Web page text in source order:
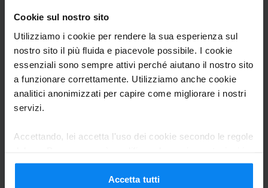
Cookie sul nostro sito
Utilizziamo i cookie per rendere la sua esperienza sul
nostro sito il più fluida e piacevole possibile. I cookie
essenziali sono sempre attivi perché aiutano il nostro sito
a funzionare correttamente. Utilizziamo anche cookie
analitici anonimizzati per capire come migliorare i nostri
servizi.
Accettando, lei accetta l'uso dei cookie secondo le regole
qualsiasi momento. Per tutti i dettagli, consulti la nostra
Informativa sulla privacy.
Accetta tutti
trovata molto bene. Comprensivi nei
possibili ritardi di rientro. Li consiglio
vivamente
Molto competenti e accoglienti, prima volta che
Bus navetta allo scoperto 2 agosto 2026
Esperienza ottima!!!